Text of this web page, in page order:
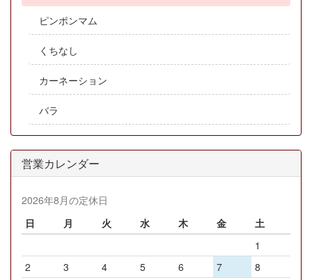
ピンポンマム
くちなし
カーネーション
バラ
営業カレンダー
2026年8月の定休日
日
月 火 水 木 金
土
1
2
3 4 5 6 7
8